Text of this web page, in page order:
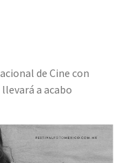
de Cine con
a acabo